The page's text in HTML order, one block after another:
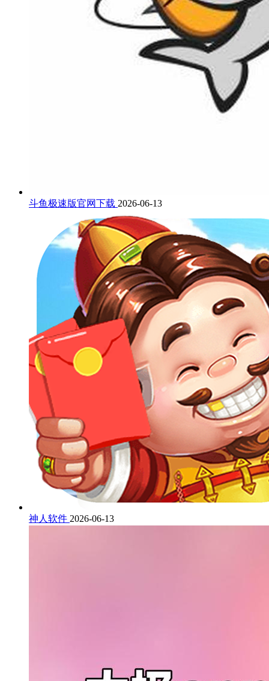
斗鱼极速版官网下载 2026-06-13
神人软件 2026-06-13